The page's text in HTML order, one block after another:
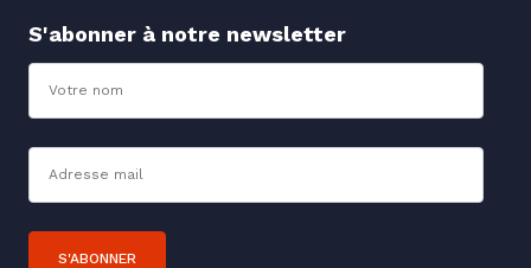
S'abonner à notre newsletter
S'ABONNER